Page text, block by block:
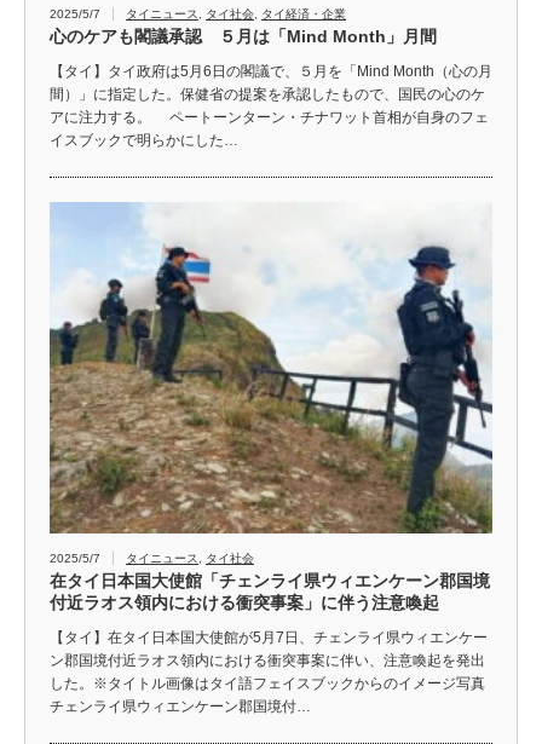
2025/5/7 タイニュース タイ社会 タイ経済・企業
心のケアも閣議承認 ５月は「Mind Month」月間
【タイ】タイ政府は5月6日の閣議で、５月を「Mind Month（心の月
間）」に指定した。保健省の提案を承認したもので、国民の心のケ
アに注力する。 ペートーンターン・チナワット首相が自身のフェ
イスブックで明らかにした…
2025/5/7 タイニュース タイ社会
在タイ日本国大使館「チェンライ県ウィエンケーン郡国境
付近ラオス領内における衝突事案」に伴う注意喚起
【タイ】在タイ日本国大使館が5月7日、チェンライ県ウィエンケー
ン郡国境付近ラオス領内における衝突事案に伴い、注意喚起を発出
した。※タイトル画像はタイ語フェイスブックからのイメージ写真
チェンライ県ウィエンケーン郡国境付…